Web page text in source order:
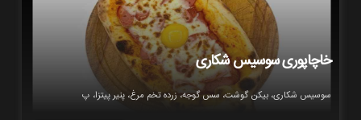
خاچاپوری سوسیس شکاری
سوسیس شکاری، بیکن گوشت، سس گوجه، زرده تخم مرغ، پنیر پیتزا، پ